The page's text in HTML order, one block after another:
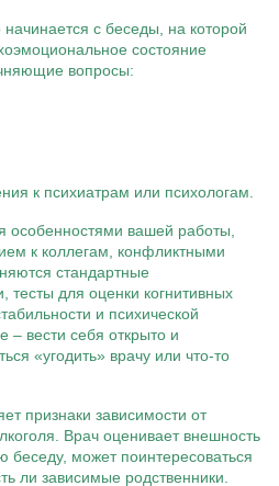
с беседы, на которой
состояние
вопросы:
к психиатрам или психологам.
особенностями вашей работы,
к коллегам, конфликтными
стандартные
тесты для оценки когнитивных
и психической
– вести себя открыто и
«угодить» врачу или что-то
признаки зависимости от
Врач оценивает внешность
беседу, может поинтересоваться
ли зависимые родственники.